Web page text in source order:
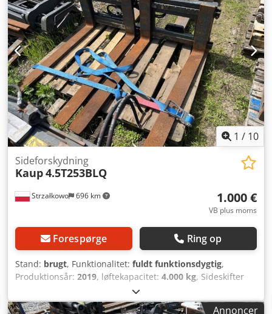
1 / 10
Strzałkowo 696 km
Sideforskydning
Kaup4.5T253BLQ
1.000 €
VB plus moms
Forespørge Ring op
Stand: brugt, Funktionalitet: fuldt funktionsdygtig,
Produktionsår: 2019, løftekapacitet: 4.000 kg, Sideskifter
ISO-klasse: ISO-klasse 3 = 2.500 - 4.999 kg Tilstand: Klar til
brug og fuldt funktionsdygtig Teknisk tilstand: god
Annoncer